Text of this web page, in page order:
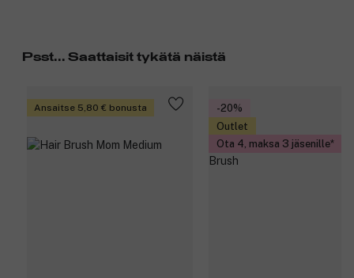
Psst... Saattaisit tykätä näistä
Ansaitse 5,80 € bonusta
-20%
Outlet
Ota 4, maksa 3 jäsenille